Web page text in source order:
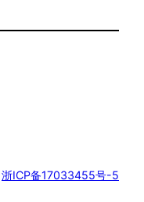
浙ICP备17033455号-5